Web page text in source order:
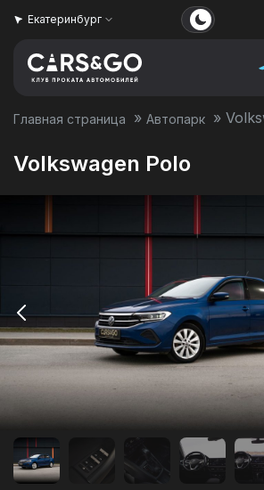
Екатеринбург
Главная страница » Автопарк »
Volkswagen Polo
Аренда
автомобиля
Volkswagen
Polo